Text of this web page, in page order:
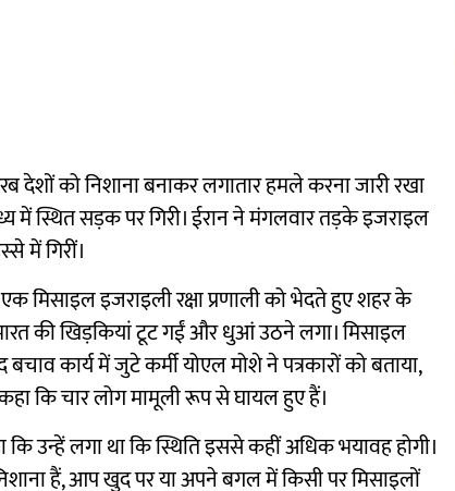
को निशाना बनाकर लगातार हमले करना जारी रखा
स्थित सड़क पर गिरी। ईरान ने मंगलवार तड़के इजराइल
में गिरीं।
इजराइली रक्षा प्रणाली को भेदते हुए शहर के
की खिड़कियां टूट गईं और धुआं उठने लगा। मिसाइल
कार्य में जुटे कर्मी योएल मोशे ने पत्रकारों को बताया,
कि चार लोग मामूली रूप से घायल हुए हैं।
उन्हें लगा था कि स्थिति इससे कहीं अधिक भयावह होगी।
हैं, आप खुद पर या अपने बगल में किसी पर मिसाइलों